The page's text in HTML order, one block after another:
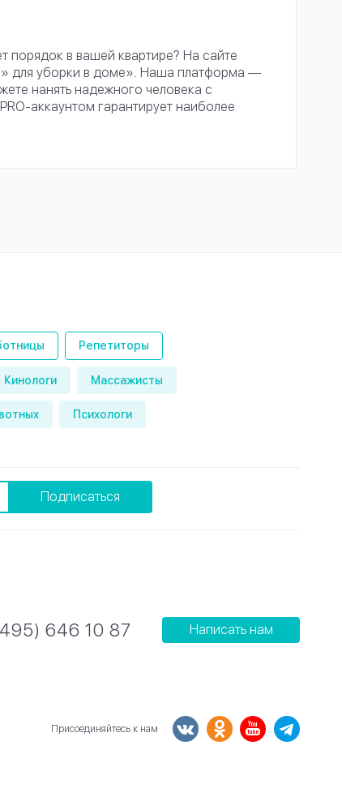
порядок в вашей квартире? На сайте
для уборки в доме». Наша платформа —
нанять надежного человека с
аккаунтом гарантирует наиболее
Репетиторы
Кинологи Массажисты
Психологи
Подписаться
646 10 87 Написать нам
Присоединяйтесь к нам